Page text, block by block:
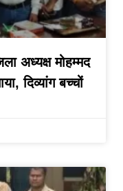
अध्यक्ष मोहम्मद
दिव्यांग बच्चों